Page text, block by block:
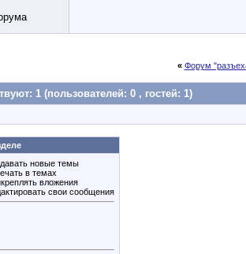
« Форум
1 (пользователей: 0 , гостей: 1)
новые темы
в темах
вложения
свои сообщения